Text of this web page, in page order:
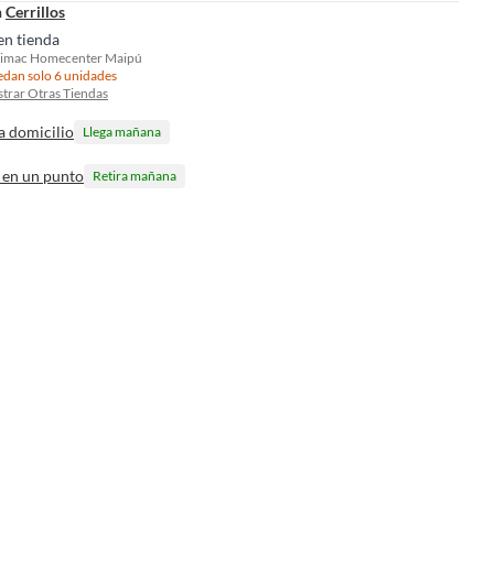
Cerrillos
tienda
Homecenter Maipú
solo 6 unidades
Otras Tiendas
domicilio Llega mañana
un punto Retira mañana